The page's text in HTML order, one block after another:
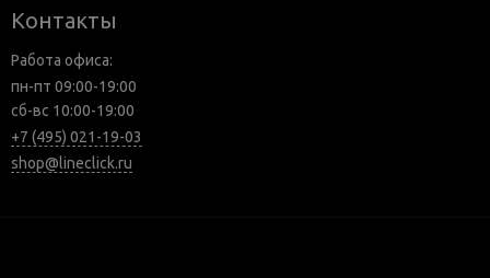
Контакты
Работа офиса:
пн-пт 09:00-19:00
сб-вс 10:00-19:00
+7 (495) 021-19-03
shop@lineclick.ru